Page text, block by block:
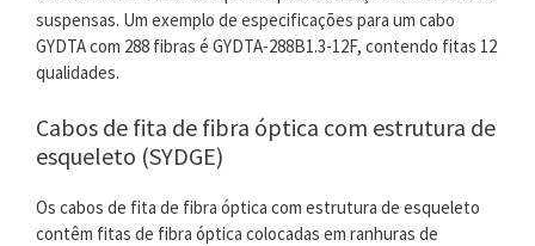
suspensas. Um exemplo de especificações para um cabo
GYDTA com 288 fibras é GYDTA-288B1.3-12F, contendo fitas 12
qualidades.
Cabos de fita de fibra óptica com estrutura de
esqueleto (SYDGE)
Os cabos de fita de fibra óptica com estrutura de esqueleto
contêm fitas de fibra óptica colocadas em ranhuras de